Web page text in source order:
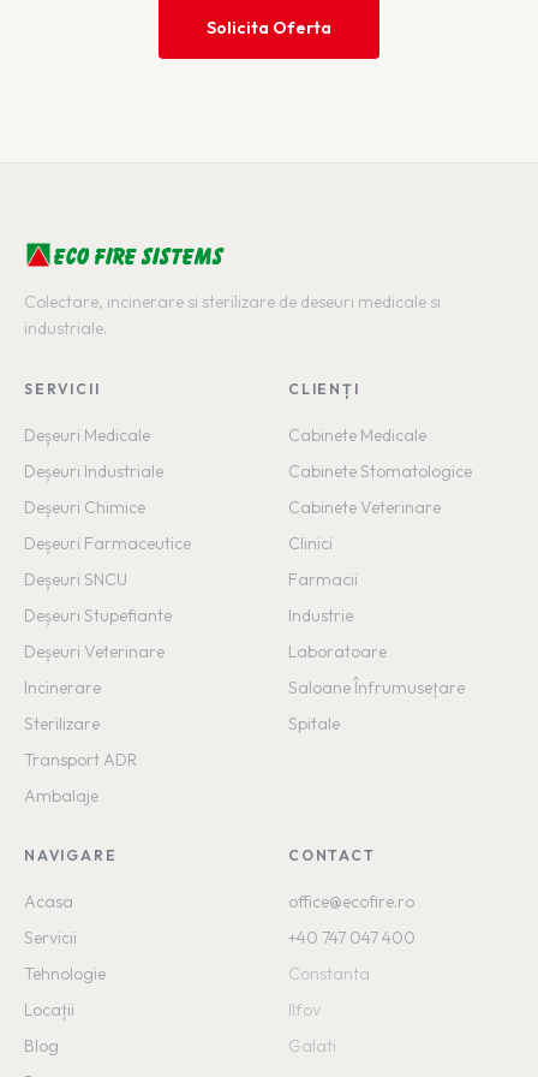
Solicita Oferta
ECO FIRE SISTEMS
Colectare, incinerare si sterilizare de deseuri medicale si
industriale.
SERVICII
Deșeuri Medicale
Deșeuri Industriale
Deșeuri Chimice
Deșeuri Farmaceutice
Deșeuri SNCU
Deșeuri Stupefiante
Deșeuri Veterinare
Incinerare
Sterilizare
Transport ADR
Ambalaje
CLIENȚI
Cabinete Medicale
Cabinete Stomatologice
Cabinete Veterinare
Clinici
Farmacii
Industrie
Laboratoare
Saloane Înfrumusețare
Spitale
NAVIGARE
Acasa
Servicii
Tehnologie
Locații
Blog
CONTACT
office@ecofire.ro
+40 747 047 400
Constanta
Ilfov
Galati